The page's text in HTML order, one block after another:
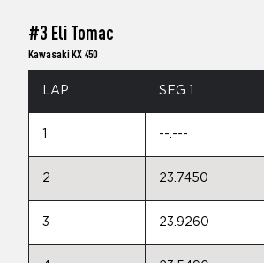
#3 Eli Tomac
Kawasaki KX 450
LAP SEG 1
--.---
2 23.7450
3 23.9260